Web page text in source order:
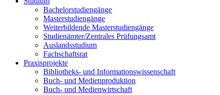
Bachelorstudiengänge
Masterstudiengänge
Weiterbildende Masterstudiengänge
Studienämter/Zentrales Prüfungsamt
Auslandsstudium
Fachschaftsrat
Praxisprojekte
Bibliotheks- und Informationswissenschaft
Buch- und Medienproduktion
Buch- und Medienwirtschaft